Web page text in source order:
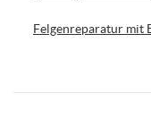
Felgenreparatur mit